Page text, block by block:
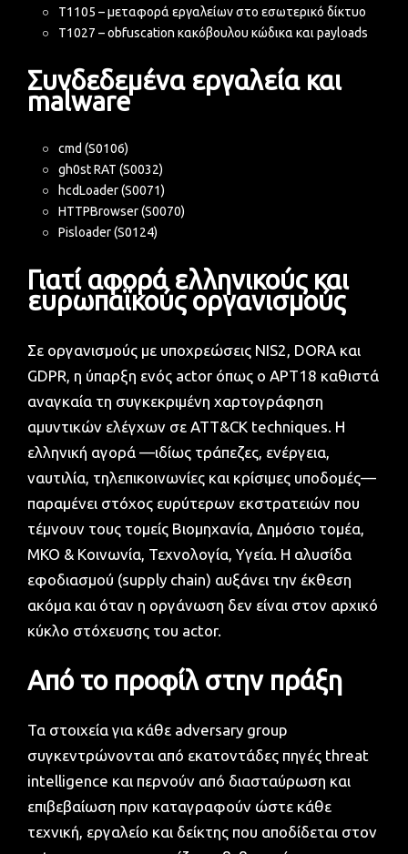
T1105 – μεταφορά εργαλείων στο εσωτερικό δίκτυο
T1027 – obfuscation κακόβουλου κώδικα και payloads
Συνδεδεμένα εργαλεία και
malware
cmd (S0106)
gh0st RAT (S0032)
hcdLoader (S0071)
HTTPBrowser (S0070)
Pisloader (S0124)
Γιατί αφορά ελληνικούς και
ευρωπαϊκούς οργανισμούς
Σε οργανισμούς με υποχρεώσεις NIS2, DORA και
GDPR, η ύπαρξη ενός actor όπως ο APT18 καθιστά
αναγκαία τη συγκεκριμένη χαρτογράφηση
αμυντικών ελέγχων σε ATT&CK techniques. Η
ελληνική αγορά —ιδίως τράπεζες, ενέργεια,
ναυτιλία, τηλεπικοινωνίες και κρίσιμες υποδομές—
παραμένει στόχος ευρύτερων εκστρατειών που
τέμνουν τους τομείς Βιομηχανία, Δημόσιο τομέα,
ΜΚΟ & Κοινωνία, Τεχνολογία, Υγεία. Η αλυσίδα
εφοδιασμού (supply chain) αυξάνει την έκθεση
ακόμα και όταν η οργάνωση δεν είναι στον αρχικό
κύκλο στόχευσης του actor.
Από το προφίλ στην πράξη
Τα στοιχεία για κάθε adversary group
συγκεντρώνονται από εκατοντάδες πηγές threat
intelligence και περνούν από διασταύρωση και
επιβεβαίωση πριν καταγραφούν ώστε κάθε
τεχνική, εργαλείο και δείκτης που αποδίδεται στον